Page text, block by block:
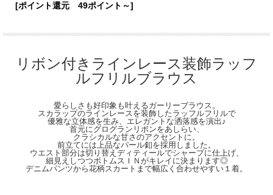
【Detail】
身幅：46cm
【Attention】サイズは平置きサイズとなりますので測り方により誤差が出る場合が
ございます。 色合いはモニター環境により若干の誤差が出ます。 ライティングや
際のカラーに近い状態で撮影されておりますので、そちらを参考にしてくださいま
[ポイント還元 49ポイント～]
リボン付きラインレース装飾ラッフ
ルフリルブラウス
愛らしさも好印象も叶えるガーリーブラウス。
スカラップのラインレースを装飾したラッフルフリルで
優雅な立体感を生み、エレガントな洒落感を演出♪
首元にグログランリボンをあしらい、
クラシカルな甘さのアクセントに。
前立てには上品なパール釦を採用しました。
ウエスト部分は切り替えディティールでシャープに仕上げ、
細見えしつつボトムスＩＮがキレイに決まります◎
デニムパンツから花柄スカートまで幅広く合わせやすい１着。